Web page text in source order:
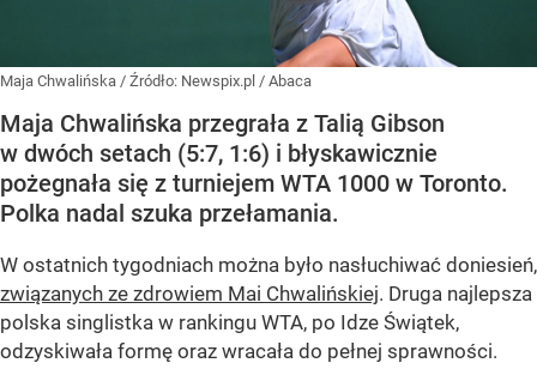
Maja Chwalińska / Źródło: Newspix.pl / Abaca
Maja Chwalińska przegrała z Talią Gibson
w dwóch setach (5:7, 1:6) i błyskawicznie
pożegnała się z turniejem WTA 1000 w Toronto.
Polka nadal szuka przełamania.
W ostatnich tygodniach można było nasłuchiwać doniesień,
związanych ze zdrowiem Mai Chwalińskiej. Druga najlepsza
polska singlistka w rankingu WTA, po Idze Świątek,
odzyskiwała formę oraz wracała do pełnej sprawności.